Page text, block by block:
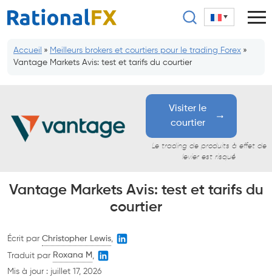
Aller
au
Accueil » Meilleurs brokers et courtiers pour le trading Forex »
Vantage Markets Avis: test et tarifs du courtier
Visiter le
courtier
Le trading de produits à effet de
levier est risqué
Vantage Markets Avis: test et tarifs du
courtier
Écrit par Christopher Lewis
Traduit par Roxana M
Mis à jour : juillet 17, 2026